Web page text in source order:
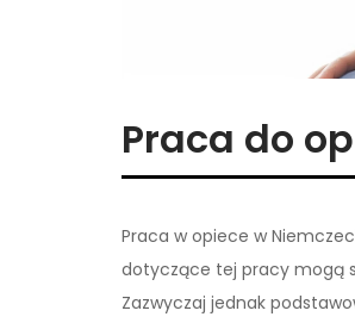
Praca do
Praca w opiece w
dotyczące tej pracy mogą
Zazwyczaj jednak